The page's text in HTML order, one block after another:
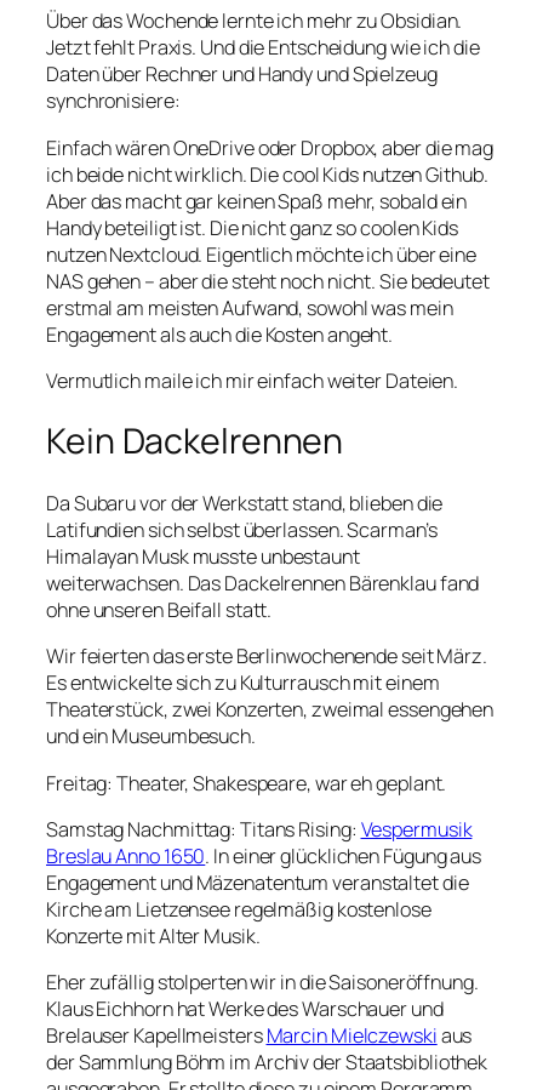
Über das Wochende lernte ich mehr zu Obsidian.
Jetzt fehlt Praxis. Und die Entscheidung wie ich die
Daten über Rechner und Handy und Spielzeug
synchronisiere:
Einfach wären OneDrive oder Dropbox, aber die mag
ich beide nicht wirklich. Die cool Kids nutzen Github.
Aber das macht gar keinen Spaß mehr, sobald ein
Handy beteiligt ist. Die nicht ganz so coolen Kids
nutzen Nextcloud. Eigentlich möchte ich über eine
NAS gehen – aber die steht noch nicht. Sie bedeutet
erstmal am meisten Aufwand, sowohl was mein
Engagement als auch die Kosten angeht.
Vermutlich maile ich mir einfach weiter Dateien.
Kein Dackelrennen
Da Subaru vor der Werkstatt stand, blieben die
Latifundien sich selbst überlassen.Scarman’s
Himalayan Muskmusste unbestaunt
weiterwachsen. Das Dackelrennen Bärenklau fand
ohne unseren Beifall statt.
Wir feierten das erste Berlinwochenende seit März.
Es entwickelte sich zu Kulturrausch mit einem
Theaterstück, zwei Konzerten, zweimal essengehen
und ein Museumbesuch.
Freitag: Theater, Shakespeare, war eh geplant.
Samstag Nachmittag: Titans Rising: Vespermusik
Breslau Anno 1650. In einer glücklichen Fügung aus
Engagement und Mäzenatentum veranstaltet die
Kirche am Lietzensee regelmäßig kostenlose
Konzerte mit Alter Musik.
Eher zufällig stolperten wir in die Saisoneröffnung.
Klaus Eichhorn hat Werke des Warschauer und
Brelauser KapellmeistersMarcin Mielczewskiaus
der Sammlung Böhm im Archiv der Staatsbibliothek